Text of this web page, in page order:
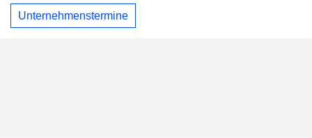
Unternehmenstermine